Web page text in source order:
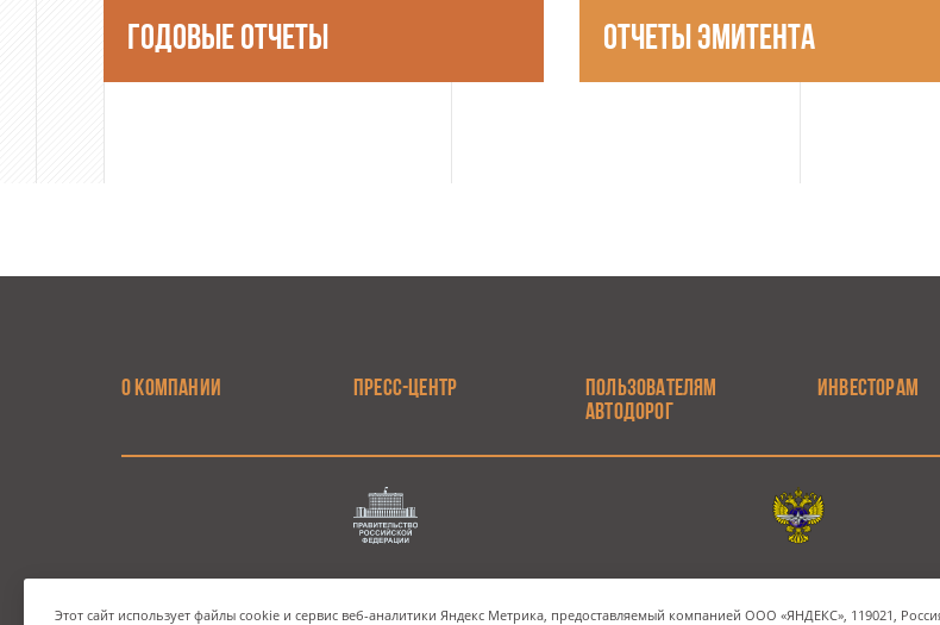
ГОДОВЫЕ ОТЧЕТЫ ОТЧЕТЫ ЭМИТЕНТА
О КОМПАНИИ ПРЕСС-ЦЕНТР
ПОЛЬЗОВАТЕЛЯМ
АВТОДОРОГ
ИНВЕСТОРАМ
Телефон Государственной компании Электронная почта Наш
Этот сайт использует файлы cookie и сервис веб-аналитики Яндекс Метрика, предоставляемый компанией ООО «ЯНДЕКС», 119021,